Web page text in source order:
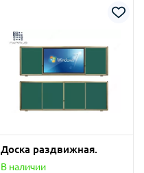
Доска раздвижная.
В наличии